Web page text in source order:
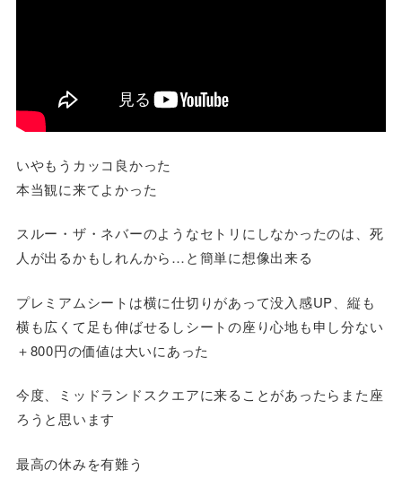
いやもうカッコ良かった
本当観に来てよかった
スルー・ザ・ネバーのようなセトリにしなかったのは、死
人が出るかもしれんから…と簡単に想像出来る
プレミアムシートは横に仕切りがあって没入感UP、縦も
横も広くて足も伸ばせるしシートの座り心地も申し分ない
＋800円の価値は大いにあった
今度、ミッドランドスクエアに来ることがあったらまた座
ろうと思います
最高の休みを有難う